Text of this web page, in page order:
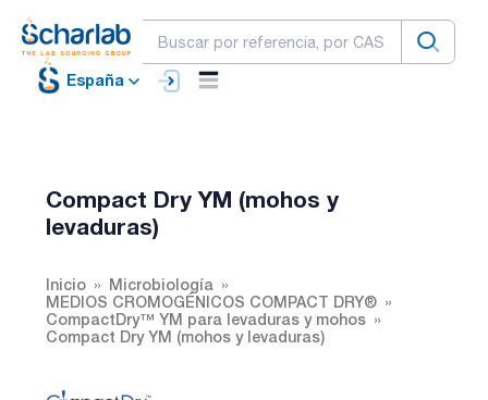
España
Compact Dry YM (mohos y
levaduras)
Inicio
Microbiología
MEDIOS CROMOGÉNICOS COMPACT DRY®
CompactDry™ YM para levaduras y mohos
Compact Dry YM (mohos y levaduras)